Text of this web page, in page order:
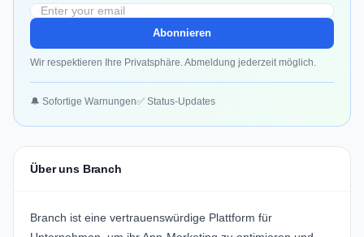
Abonnieren
Wir respektieren Ihre Privatsphäre. Abmeldung jederzeit möglich.
🔔 Sofortige Warnungen✅ Status-Updates
Über uns Branch
Branch ist eine vertrauenswürdige Plattform für